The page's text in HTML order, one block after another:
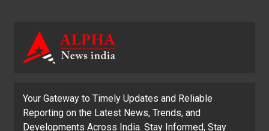
Your Gateway to Timely Updates and Reliable
Reporting on the Latest News, Trends, and
Developments Across India. Stay Informed, Stay